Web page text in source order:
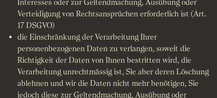
Interesses oder zur Geltendmachung, Ausübung oder
Verteidigung von Rechtsansprüchen erforderlich ist (Art.
17 DSGVO)
die Einschränkung der Verarbeitung Ihrer
personenbezogenen Daten zu verlangen, soweit die
Richtigkeit der Daten von Ihnen bestritten wird, die
Verarbeitung unrechtmässig ist, Sie aber deren Löschung
ablehnen und wir die Daten nicht mehr benötigen, Sie
jedoch diese zur Geltendmachung, Ausübung oder